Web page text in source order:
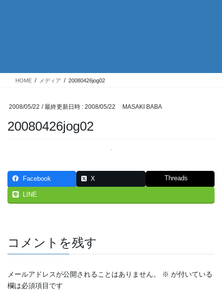
HOME メディア 20080426jog02
2008/05/22 / 最終更新日時 : 2008/05/22 MASAKI BABA
20080426jog02
Facebook X Threads
LINE
コメントを残す
メールアドレスが公開されることはありません。 ※ が付いている
欄は必須項目です